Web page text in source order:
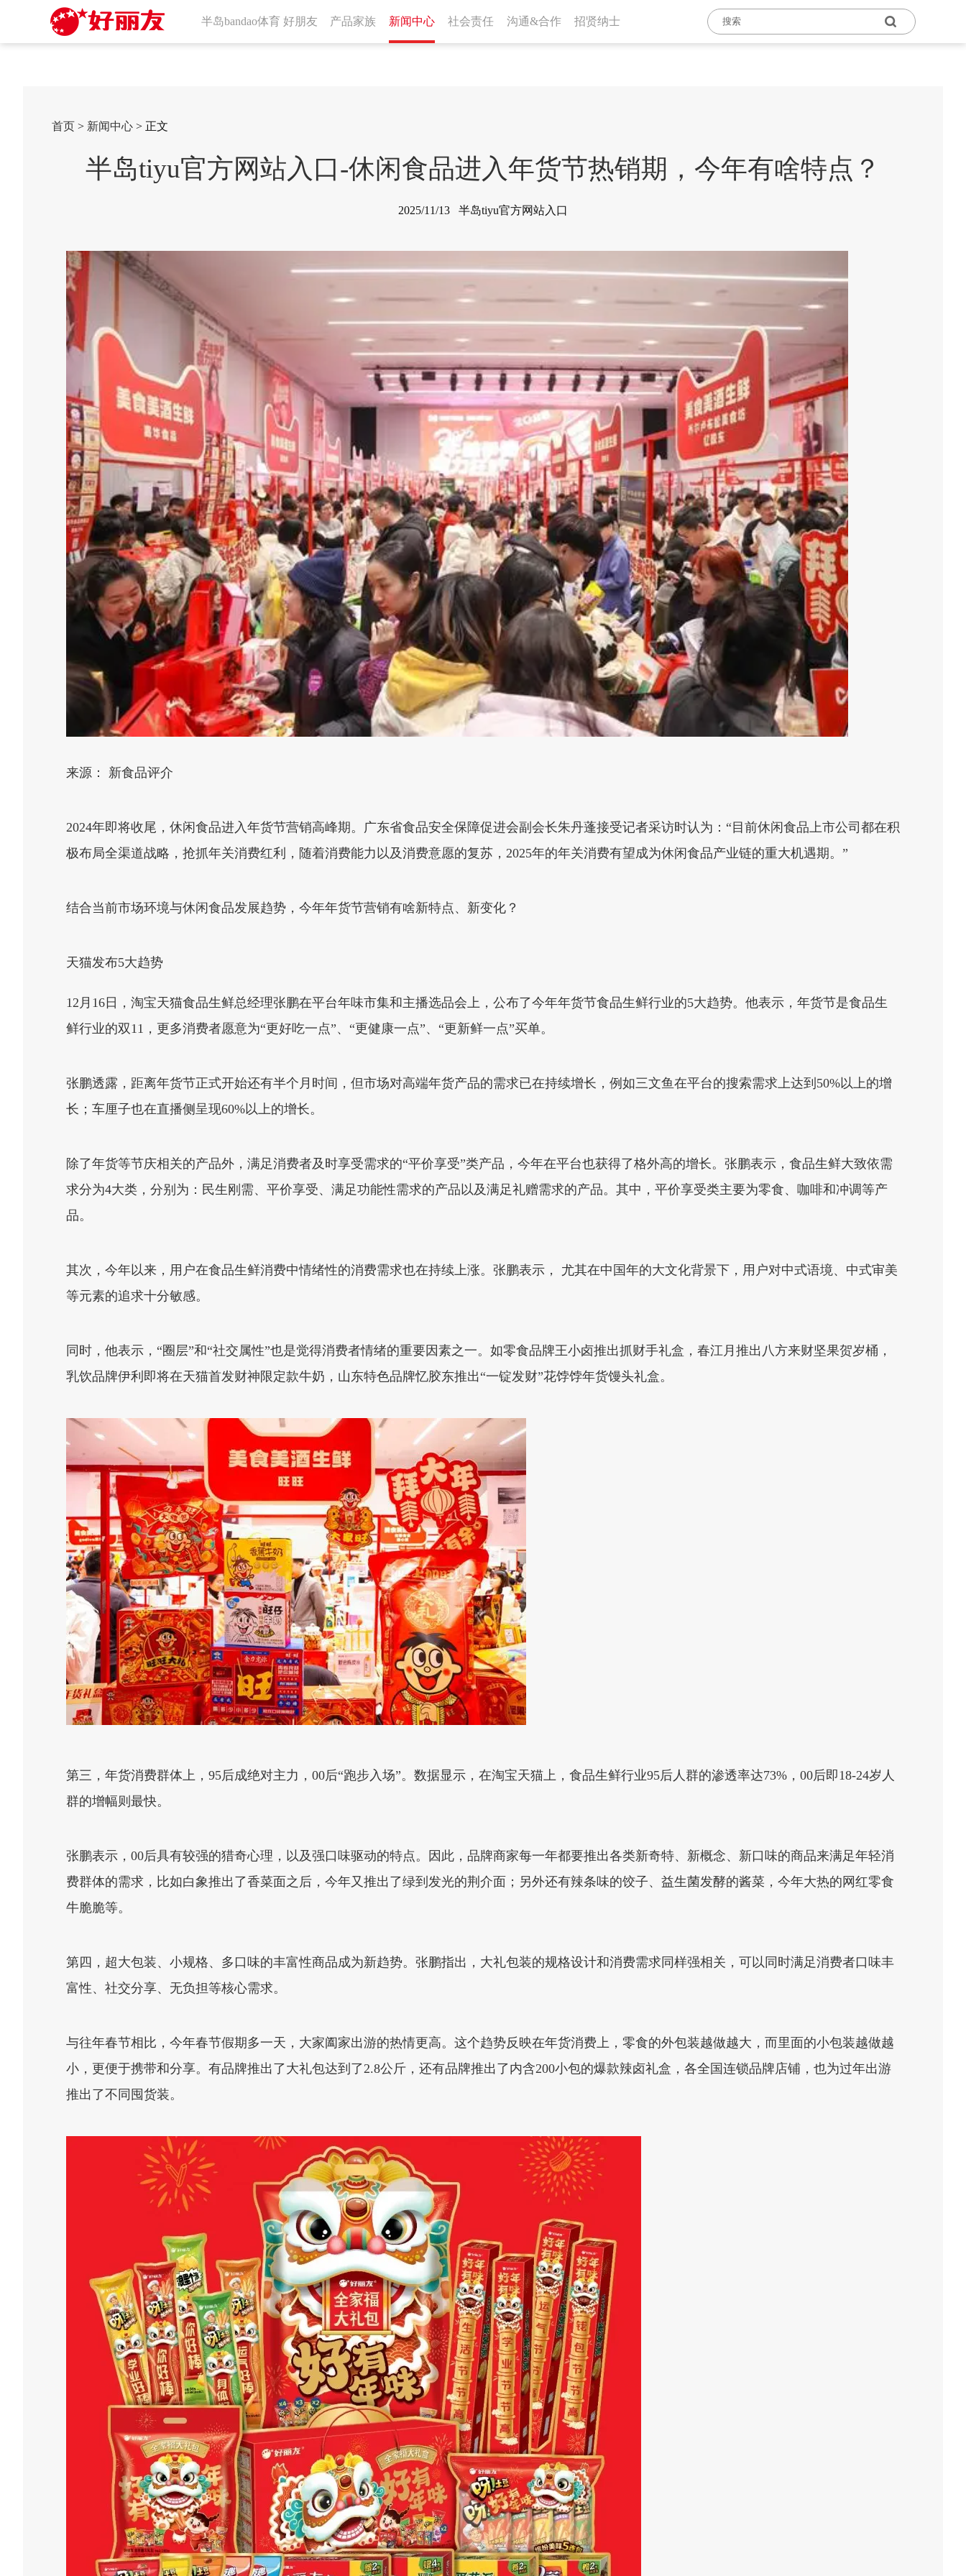
半岛bandao体育 好朋友 产品家族 新闻中心 社会责任 沟通&合作 招贤纳士
首页 > 新闻中心 > 正文
半岛tiyu官方网站入口-休闲食品进入年货节热销期，今年有啥特点？
2025/11/13 半岛tiyu官方网站入口
来源： 新食品评介
2024年即将收尾，休闲食品进入年货节营销高峰期。广东省食品安全保障促进会副会长朱丹蓬接受记者采访时认为：“目前休闲食品上市公司都在积
极布局全渠道战略，抢抓年关消费红利，随着消费能力以及消费意愿的复苏，2025年的年关消费有望成为休闲食品产业链的重大机遇期。”
结合当前市场环境与休闲食品发展趋势，今年年货节营销有啥新特点、新变化？
天猫发布5大趋势
12月16日，淘宝天猫食品生鲜总经理张鹏在平台年味市集和主播选品会上，公布了今年年货节食品生鲜行业的5大趋势。他表示，年货节是食品生
鲜行业的双11，更多消费者愿意为“更好吃一点”、“更健康一点”、“更新鲜一点”买单。
张鹏透露，距离年货节正式开始还有半个月时间，但市场对高端年货产品的需求已在持续增长，例如三文鱼在平台的搜索需求上达到50%以上的增
长；车厘子也在直播侧呈现60%以上的增长。
除了年货等节庆相关的产品外，满足消费者及时享受需求的“平价享受”类产品，今年在平台也获得了格外高的增长。张鹏表示，食品生鲜大致依需
求分为4大类，分别为：民生刚需、平价享受、满足功能性需求的产品以及满足礼赠需求的产品。其中，平价享受类主要为零食、咖啡和冲调等产
品。
其次，今年以来，用户在食品生鲜消费中情绪性的消费需求也在持续上涨。张鹏表示， 尤其在中国年的大文化背景下，用户对中式语境、中式审美
等元素的追求十分敏感。
同时，他表示，“圈层”和“社交属性”也是觉得消费者情绪的重要因素之一。如零食品牌王小卤推出抓财手礼盒，春江月推出八方来财坚果贺岁桶，
乳饮品牌伊利即将在天猫首发财神限定款牛奶，山东特色品牌忆胶东推出“一锭发财”花饽饽年货馒头礼盒。
第三，年货消费群体上，95后成绝对主力，00后“跑步入场”。数据显示，在淘宝天猫上，食品生鲜行业95后人群的渗透率达73%，00后即18-24岁人
群的增幅则最快。
张鹏表示，00后具有较强的猎奇心理，以及强口味驱动的特点。因此，品牌商家每一年都要推出各类新奇特、新概念、新口味的商品来满足年轻消
费群体的需求，比如白象推出了香菜面之后，今年又推出了绿到发光的荆介面；另外还有辣条味的饺子、益生菌发酵的酱菜，今年大热的网红零食
牛脆脆等。
第四，超大包装、小规格、多口味的丰富性商品成为新趋势。张鹏指出，大礼包装的规格设计和消费需求同样强相关，可以同时满足消费者口味丰
富性、社交分享、无负担等核心需求。
与往年春节相比，今年春节假期多一天，大家阖家出游的热情更高。这个趋势反映在年货消费上，零食的外包装越做越大，而里面的小包装越做越
小，更便于携带和分享。有品牌推出了大礼包达到了2.8公斤，还有品牌推出了内含200小包的爆款辣卤礼盒，各全国连锁品牌店铺，也为过年出游
推出了不同囤货装。